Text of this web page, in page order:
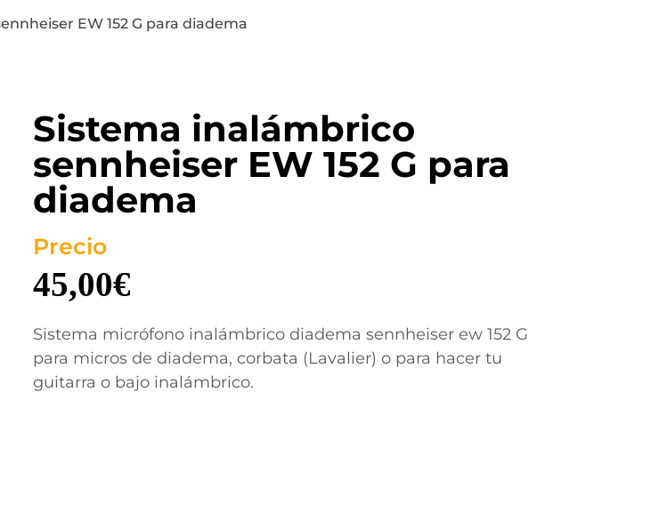
EW 152 G para diadema
Sistema inalámbrico
sennheiser EW 152 G para
diadema
Precio
45,00€
Sistema micrófono inalámbrico diadema sennheiser ew 152 G
para micros de diadema, corbata (Lavalier) o para hacer tu
guitarra o bajo inalámbrico.